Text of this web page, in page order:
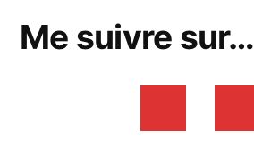
Me suivre sur…